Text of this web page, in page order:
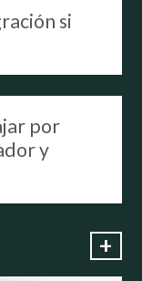
si
por
y
+